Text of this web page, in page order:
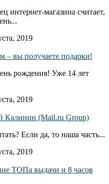
интернет-магазина считает,
2019
– вы получаете подарки!
рождения! Уже 14 лет
2019
Калинин (Mail.ru Group)
Если да, то наша часть...
2019
ТОПа выдачи и 8 часов